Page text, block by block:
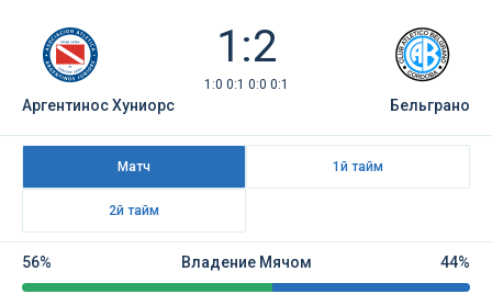
1:2
1:0 0:1 0:0 0:1
Аргентинос Хуниорс Бельграно
Матч 1й тайм
2й тайм
56% Владение Мячом 44%